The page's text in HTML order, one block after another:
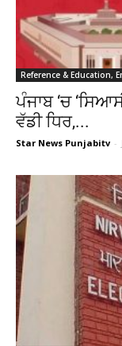
Reference & Education,
ਪੰਜਾਬ ‘ਚ
ਵੱਡੀ ਧਿਰ,...
Star News Punjabitv -